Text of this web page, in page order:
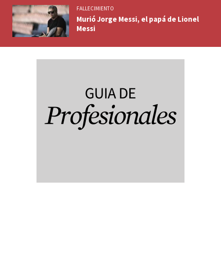
FALLECIMIENTO
Murió Jorge Messi, el papá de Lionel
Messi